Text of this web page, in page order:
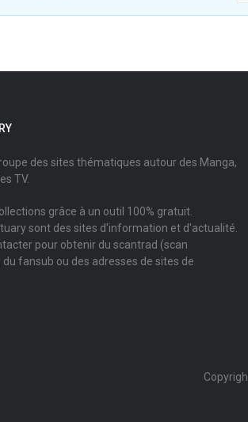
des sites thématiques autour des Manga,
TV.
grâce à un outil 100% gratuit.
sont des sites d'information et d'actualité.
pour obtenir du scantrad (scan
fansub ou des adresses de sites de